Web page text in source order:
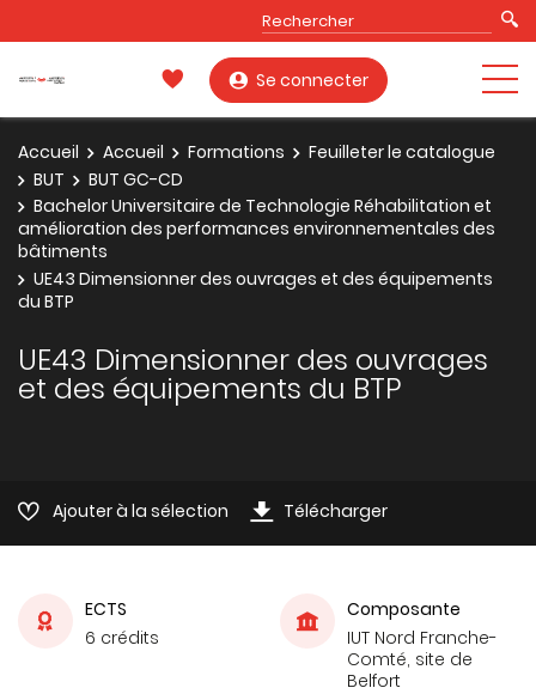
Se connecter
Accueil Accueil Formations
Feuilleter le catalogue
BUT
BUT GC-CD
Bachelor Universitaire de Technologie Réhabilitation et
amélioration des performances environnementales des
bâtiments
UE43 Dimensionner des ouvrages et des équipements
du BTP
UE43 Dimensionner des ouvrages
et des équipements du BTP
Ajouter à la sélection Télécharger
ECTS
6 crédits
Composante
IUT Nord Franche-
Comté, site de
Belfort